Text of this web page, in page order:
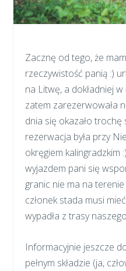
Zacznę od tego, że
rzeczywistość panią :)
na Litwę, a dokładniej
zatem zarezerwowała
dnia się okazało trochę
rezerwacja była przy
okręgiem kalingradzkim
wyjazdem pani się
granic nie ma na
członek stada musi
wypadła z trasy
Informacyjnie jeszcze
pełnym składzie (ja,